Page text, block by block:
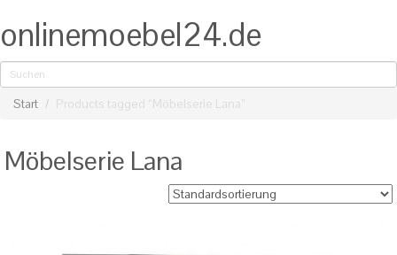
onlinemoebel24.de
Start Products tagged “Möbelserie Lana”
Möbelserie Lana